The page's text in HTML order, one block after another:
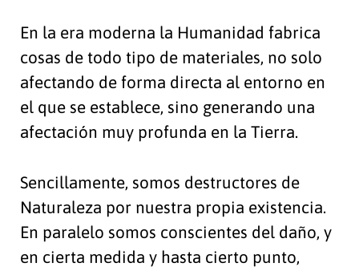
En la era moderna la Humanidad fabrica
cosas de todo tipo de materiales, no solo
afectando de forma directa al entorno en
el que se establece, sino generando una
afectación muy profunda en la Tierra.
Sencillamente, somos destructores de
Naturaleza por nuestra propia existencia.
En paralelo somos conscientes del daño, y
en cierta medida y hasta cierto punto,